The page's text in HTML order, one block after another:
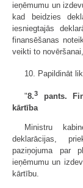
ieņēmumu un
kad beidzies
iesniegtajās
finansēšanas
veikti to
10. Papildināt
"8.3
pants.
kārtība
Ministru
deklarācijas,
paziņojuma par
ieņēmumu un
kārtību.